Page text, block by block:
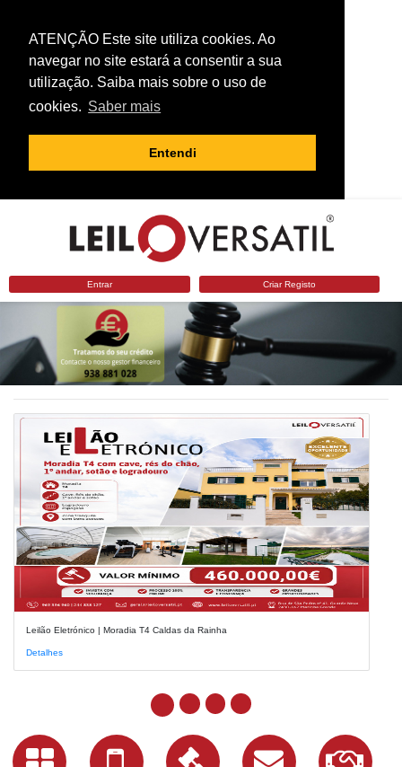
ATENÇÃO Este site utiliza cookies. Ao
navegar no site estará a consentir a sua
utilização. Saiba mais sobre o uso de
cookies. Saber mais
Entendi
Entrar Criar Registo
Leilão Eletrónico | Moradia T4 Caldas da Rainha
Detalhes